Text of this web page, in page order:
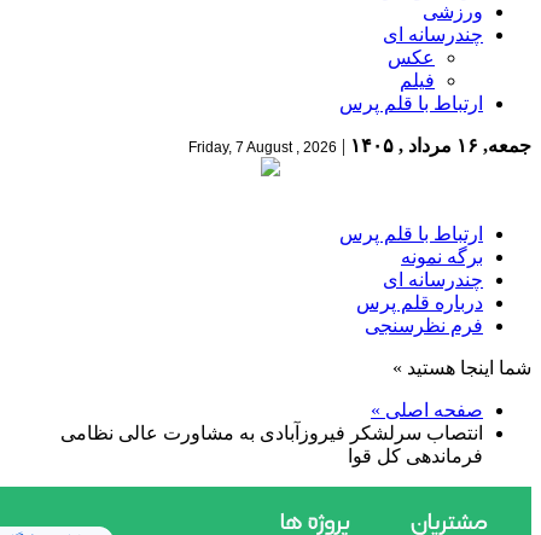
ورزشی
چندرسانه ای
عکس
فیلم
ارتباط با قلم پرس
جمعه, ۱۶ مرداد , ۱۴۰۵ |
Friday, 7 August , 2026
ارتباط با قلم پرس
برگه نمونه
چندرسانه ای
درباره قلم پرس
فرم نظرسنجی
شما اینجا هستید »
صفحه اصلی »
انتصاب سرلشکر فیروزآبادی به مشاورت عالی نظامی
فرماندهی کل قوا